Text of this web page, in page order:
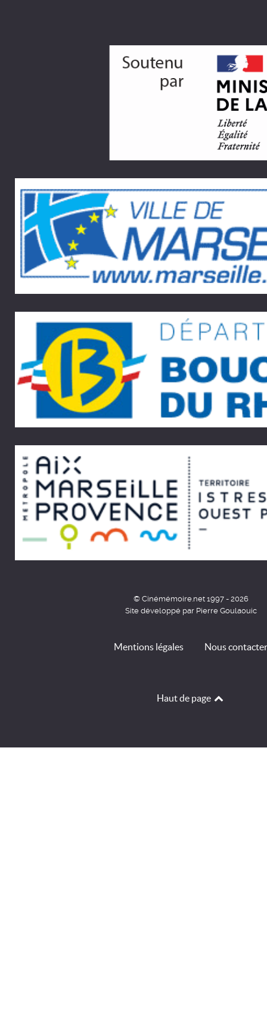
© Cinémémoire.net 1997 - 2026
Site développé par Pierre Goulaouic
Mentions légales Nous contacter
Haut de page